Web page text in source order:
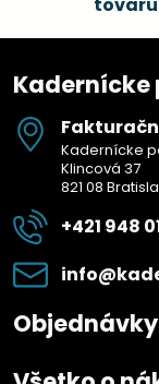
Kadernícke
Kadernícke
Klincová 37
821 08
+421 948
Objednávky